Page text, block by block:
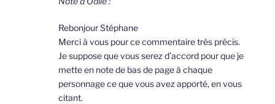
Rebonjour Stéphane
Merci à vous pour ce commentaire très prècis.
Je suppose que vous serez d’accord pour que je
mette en note de bas de page à chaque
personnage ce que vous avez apporté, en vous
citant.